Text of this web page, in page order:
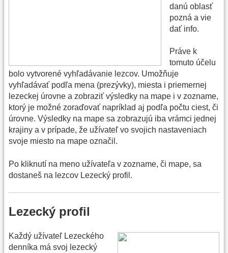
danú oblasť
pozná a vie
dať info.
Práve k
tomuto účelu
bolo vytvorené vyhľadávanie lezcov. Umožňuje
vyhľadávať podľa mena (prezývky), miesta i priemernej
lezeckej úrovne a zobraziť výsledky na mape i v zozname,
ktorý je možné zoraďovať napríklad aj podľa počtu ciest, či
úrovne. Výsledky na mape sa zobrazujú iba vrámci jednej
krajiny a v prípade, že užívateľ vo svojich nastaveniach
svoje miesto na mape označil.
Po kliknutí na meno užívateľa v zozname, či mape, sa
dostaneš na lezcov Lezecký profil.
Lezecký profil
Každý užívateľ Lezeckého
denníka má svoj lezecký